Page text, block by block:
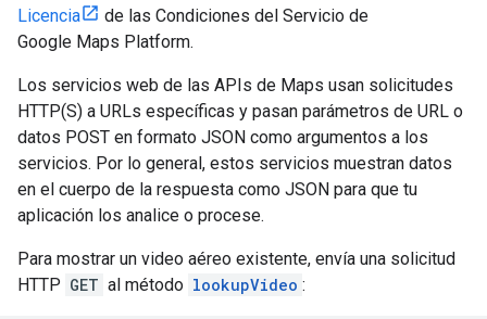
Licencia
de las Condiciones del Servicio de
Google Maps Platform.
Los servicios web de las APIs de Maps usan solicitudes
HTTP(S) a URLs específicas y pasan parámetros de URL o
datos POST en formato JSON como argumentos a los
servicios. Por lo general, estos servicios muestran datos
en el cuerpo de la respuesta como JSON para que tu
aplicación los analice o procese.
Para mostrar un video aéreo existente, envía una solicitud
HTTP GET al método lookupVideo :